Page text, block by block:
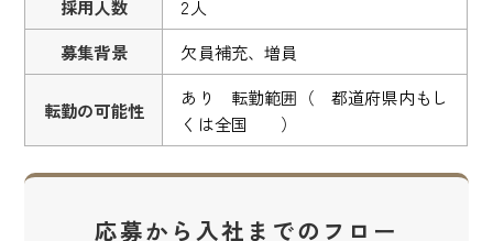
採用人数
2人
募集背景
欠員補充、増員
転勤の可能性
あり 転勤範囲（ 都道府県内もし
くは全国 ）
応募から入社までのフロー